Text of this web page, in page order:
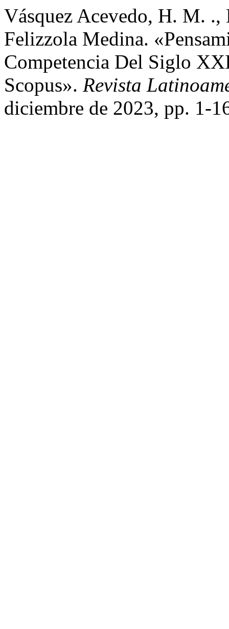
Vásquez Acevedo, H. M.
Felizzola Medina.
Competencia Del Siglo
Scopus». Revista
diciembre de 2023, pp. 1-